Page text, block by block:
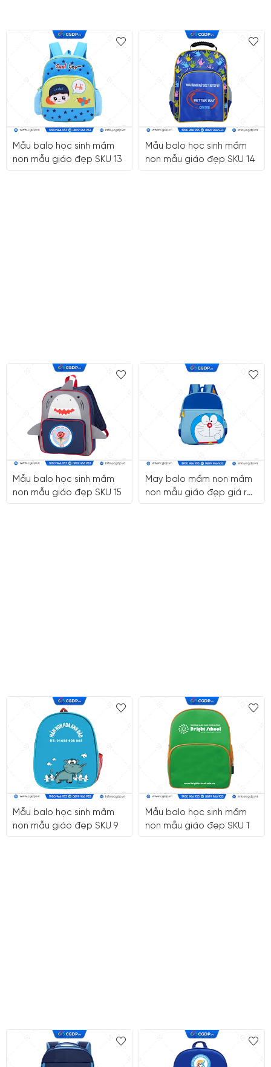
Mẫu balo học sinh mầm
non mẫu giáo đẹp SKU 13
Mẫu balo học sinh mầm
non mẫu giáo đẹp SKU 14
Mẫu balo học sinh mầm
non mẫu giáo đẹp SKU 15
May balo mầm non mầm
non mẫu giáo đẹp giá rẻ
Mẫu balo học sinh mầm
non mẫu giáo đẹp SKU 9
Mẫu balo học sinh mầm
non mẫu giáo đẹp SKU 1